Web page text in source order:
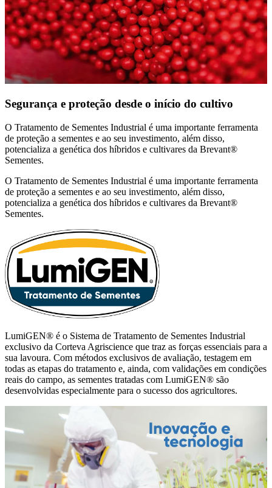
Segurança e proteção desde o início do cultivo
O Tratamento de Sementes Industrial é uma importante ferramenta
de proteção a sementes e ao seu investimento, além disso,
potencializa a genética dos híbridos e cultivares da Brevant®
Sementes.
O Tratamento de Sementes Industrial é uma importante ferramenta
de proteção a sementes e ao seu investimento, além disso,
potencializa a genética dos híbridos e cultivares da Brevant®
Sementes.
LumiGEN® é o Sistema de Tratamento de Sementes Industrial
exclusivo da Corteva Agriscience que traz as forças essenciais para a
sua lavoura. Com métodos exclusivos de avaliação, testagem em
todas as etapas do tratamento e, ainda, com validações em condições
reais do campo, as sementes tratadas com LumiGEN® são
desenvolvidas especialmente para o sucesso dos agricultores.